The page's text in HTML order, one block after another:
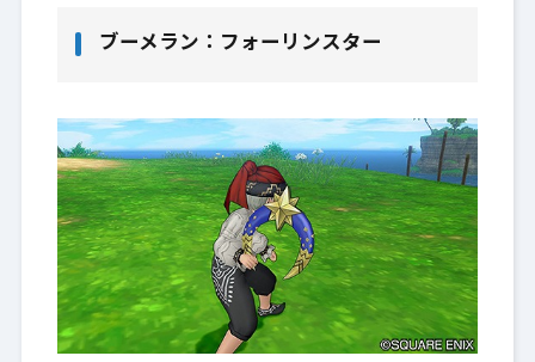
ブーメラン：フォーリンスター